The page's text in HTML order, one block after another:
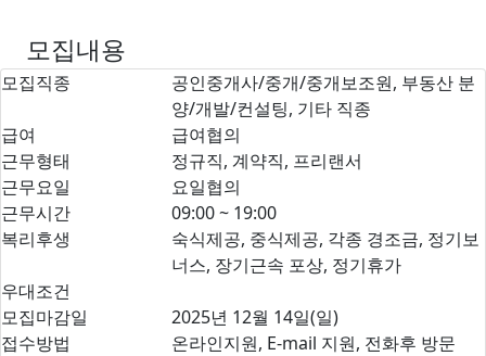
모집내용
모집직종
공인중개사/중개/중개보조원, 부동산 분
양/개발/컨설팅, 기타 직종
급여
급여협의
근무형태
정규직, 계약직, 프리랜서
근무요일
요일협의
근무시간
09:00 ~ 19:00
복리후생
숙식제공, 중식제공, 각종 경조금, 정기보
너스, 장기근속 포상, 정기휴가
우대조건
모집마감일
2025년 12월 14일(일)
접수방법
온라인지원, E-mail 지원, 전화후 방문